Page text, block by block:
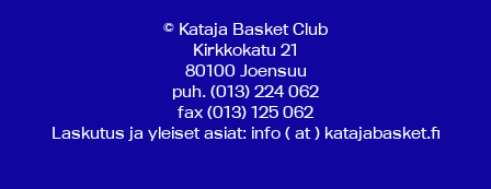
© Kataja Basket Club
Kirkkokatu 21
80100 Joensuu
puh. (013) 224 062
fax (013) 125 062
Laskutus ja yleiset asiat: info ( at ) katajabasket.fi